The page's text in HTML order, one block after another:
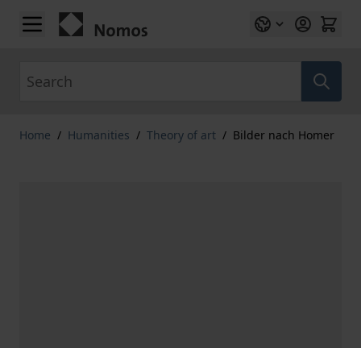
Skip to Content
Home / Humanities / Theory of art / Bilder nach Homer